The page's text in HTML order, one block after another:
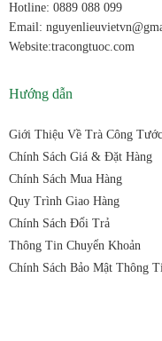
Hotline: 0889 088 099
Email:
Website:tracongtuoc.com
Hướng dẫn
Giới Thiệu Về Trà Công Tước
Chính Sách Giá & Đặt Hàng
Chính Sách Mua Hàng
Quy Trình Giao Hàng
Chính Sách Đổi Trả
Thông Tin Chuyển Khoản
Chính Sách Bảo Mật Thông